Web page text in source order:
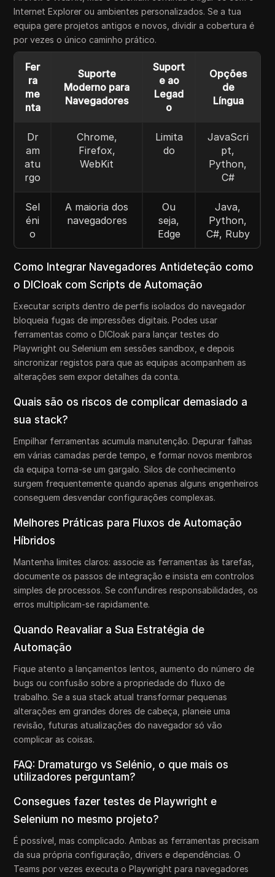
Internet Explorer ou ambientes personalizados. Se a tua
equipa gere projetos antigos e novos, dividir a cobertura é
por vezes o único caminho prático.
Fer
ra
me
nta
Suporte
Moderno para
Navegadores
Suport
e ao
Legad
o
Opções
de
Língua
Dr
am
atu
rgo
Chrome,
Firefox,
WebKit
Limita
do
JavaScri
pt,
Python,
C#
Sel
éni
o
A maioria dos
navegadores
Ou
seja,
Edge
Java,
Python,
C#, Ruby
Como Integrar Navegadores Antideteção como
o DICloak com Scripts de Automação
Executar scripts dentro de perfis isolados do navegador
bloqueia fugas de impressões digitais. Podes usar
ferramentas como o DICloak para lançar testes do
Playwright ou Selenium em sessões sandbox, e depois
sincronizar registos para que as equipas acompanhem as
alterações sem expor detalhes da conta.
Quais são os riscos de complicar demasiado a
sua stack?
Empilhar ferramentas acumula manutenção. Depurar falhas
em várias camadas perde tempo, e formar novos membros
da equipa torna-se um gargalo. Silos de conhecimento
surgem frequentemente quando apenas alguns engenheiros
conseguem desvendar configurações complexas.
Melhores Práticas para Fluxos de Automação
Híbridos
Mantenha limites claros: associe as ferramentas às tarefas,
documente os passos de integração e insista em controlos
simples de processos. Se confundires responsabilidades, os
erros multiplicam-se rapidamente.
Quando Reavaliar a Sua Estratégia de
Automação
Fique atento a lançamentos lentos, aumento do número de
bugs ou confusão sobre a propriedade do fluxo de
trabalho. Se a sua stack atual transformar pequenas
alterações em grandes dores de cabeça, planeie uma
revisão, futuras atualizações do navegador só vão
complicar as coisas.
FAQ: Dramaturgo vs Selénio, o que mais os
utilizadores perguntam?
Consegues fazer testes de Playwright e
Selenium no mesmo projeto?
É possível, mas complicado. Ambas as ferramentas precisam
da sua própria configuração, drivers e dependências. O
Teams por vezes executa o Playwright para navegadores